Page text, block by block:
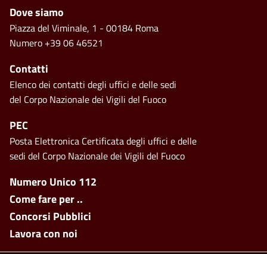
Footer side menu
Numero Unico 112
Come fare per ..
Concorsi Pubblici
Lavora con noi
Piè di pagina
Dove siamo
Piazza del Viminale, 1 - 00184 Roma
Numero +39 06 46521
Contatti
Elenco dei contatti degli uffici e delle sedi
del Corpo Nazionale dei Vigili del Fuoco
PEC
Posta Elettronica Certificata degli uffici e delle
sedi del Corpo Nazionale dei Vigili del Fuoco